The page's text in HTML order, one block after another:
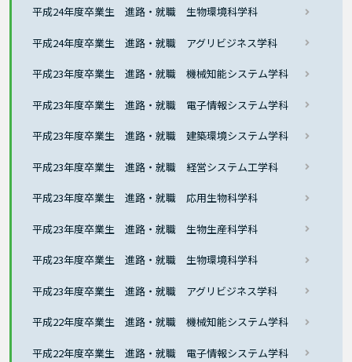
平成24年度卒業生 進路・就職 生物環境科学科
平成24年度卒業生 進路・就職 アグリビジネス学科
平成23年度卒業生 進路・就職 機械知能システム学科
平成23年度卒業生 進路・就職 電子情報システム学科
平成23年度卒業生 進路・就職 建築環境システム学科
平成23年度卒業生 進路・就職 経営システム工学科
平成23年度卒業生 進路・就職 応用生物科学科
平成23年度卒業生 進路・就職 生物生産科学科
平成23年度卒業生 進路・就職 生物環境科学科
平成23年度卒業生 進路・就職 アグリビジネス学科
平成22年度卒業生 進路・就職 機械知能システム学科
平成22年度卒業生 進路・就職 電子情報システム学科